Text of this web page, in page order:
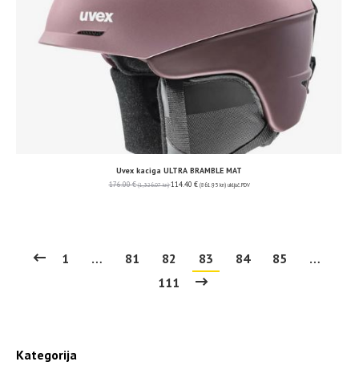
Uvex kaciga ULTRA BRAMBLE MAT
176.00€ (1,326.07 kn) 114.40 € (861.95 kn) uključ. PDV
1 … 81 82 83 84 85
…
111
Kategorija